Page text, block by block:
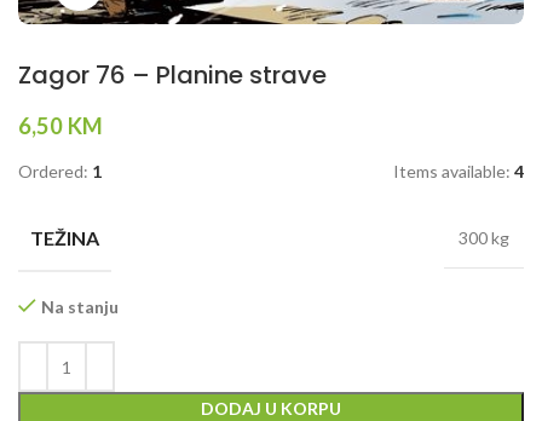
Zagor 76 – Planine strave
6,50 KM
Ordered: 1 Items available: 4
TEŽINA 300 kg
Na stanju
DODAJ U KORPU